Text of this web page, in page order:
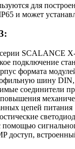
для
и может
SCALANCE X-
подключение
формата
шину DIN,
соединители
цепей питания
доступ,